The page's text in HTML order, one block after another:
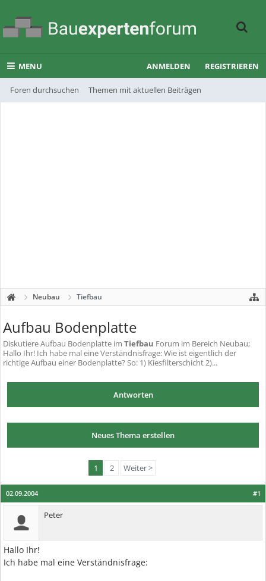
MENU
Foren durchsuchen Themen mit aktuellen Beiträgen
ANMELDEN REGISTRIEREN
Neubau Tiefbau
Aufbau Bodenplatte
DiskutiereAufbau Bodenplatte im Tiefbau Forum im Bereich Neubau;
Hallo Ihr! Ich habe mal eine Verständnisfrage: Wie ist eigentlich der
richtige Aufbau einer Bodenplatte? So: 1) Kiesfilterschicht 2)...
Antworten
Neues Thema erstellen
1 2 Weiter >
#1
02.09.2004
Peter
Hallo Ihr!
Ich habe mal eine Verständnisfrage: